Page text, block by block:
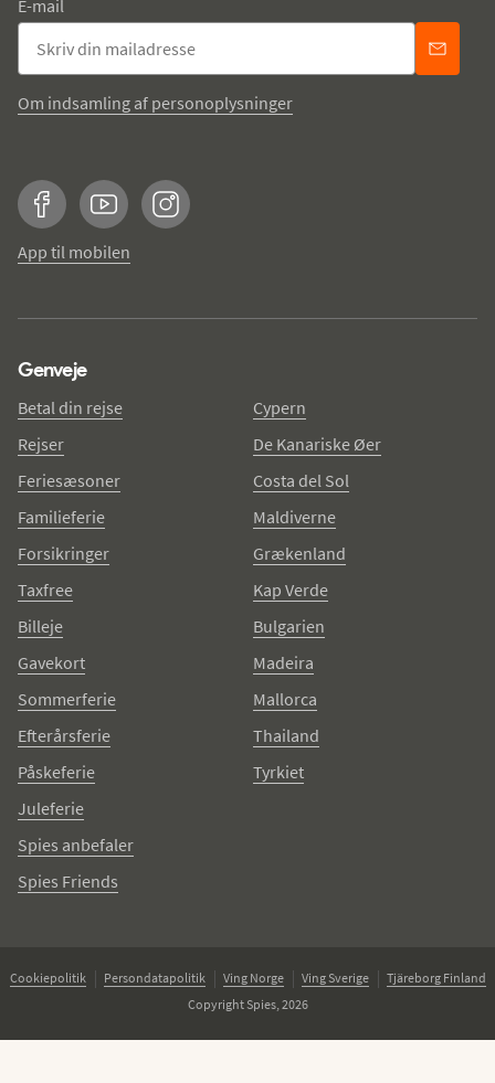
E-mail
Om indsamling af personoplysninger
FacebookYouTubeInstagram
App til mobilen
Genveje
Betal din rejse
Rejser
Feriesæsoner
Familieferie
Forsikringer
Taxfree
Billeje
Gavekort
Sommerferie
Efterårsferie
Påskeferie
Juleferie
Spies anbefaler
Spies Friends
Cypern
De Kanariske Øer
Costa del Sol
Maldiverne
Grækenland
Kap Verde
Bulgarien
Madeira
Mallorca
Thailand
Tyrkiet
Cookiepolitik Persondatapolitik Ving Norge Ving Sverige
Tjäreborg Finland
Copyright Spies, 2026